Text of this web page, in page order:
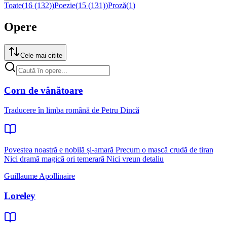
Toate(16 (132))Poezie(15 (131))Proză(1)
Opere
Cele mai citite
Corn de vânătoare
Traducere în limba română de Petru Dincă
Povestea noastră e nobilă și-amară Precum o mască crudă de tiran
Nici dramă magică ori temerară Nici vreun detaliu
Guillaume Apollinaire
Loreley